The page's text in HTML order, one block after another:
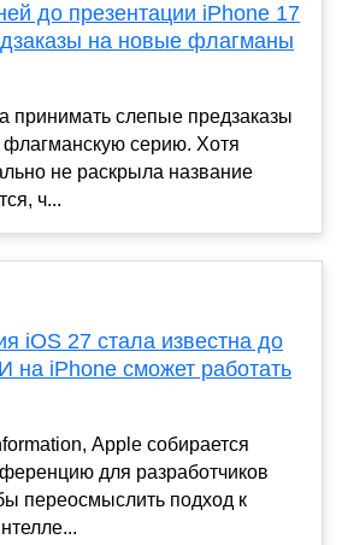
до презентации iPhone 17
на новые флагманы
принимать слепые предзаказы
серию. Хотя
не раскрыла название
ч...
iOS 27 стала известна до
на iPhone сможет работать
Apple собирается
для разработчиков
переосмыслить подход к